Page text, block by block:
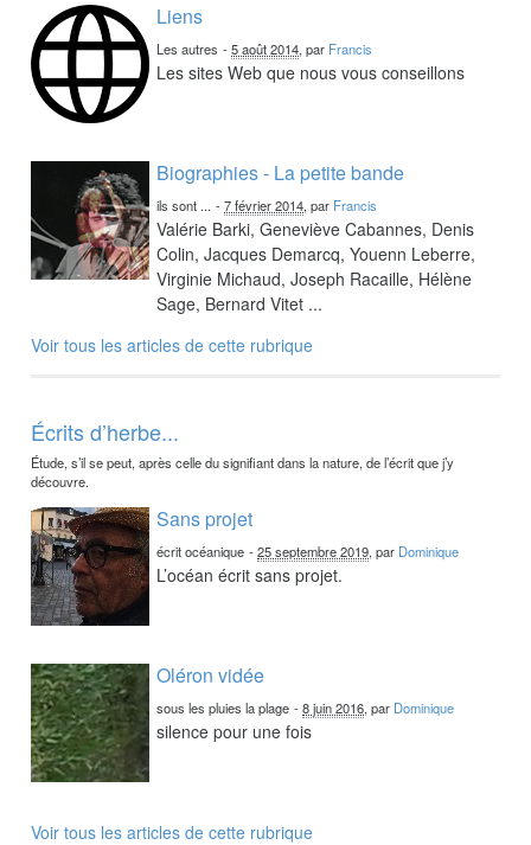
Liens
Les autres -5 août 2014, par Francis
Les sites Web que nous vous conseillons
Biographies - La petite bande
ils sont ... -7 février 2014, par Francis
Valérie Barki, Geneviève Cabannes, Denis
Colin, Jacques Demarcq, Youenn Leberre,
Virginie Michaud, Joseph Racaille, Hélène
Sage, Bernard Vitet ...
Voir tous les articles de cette rubrique
Écrits d’herbe...
Étude, s’il se peut, après celle du signifiant dans la nature, de l’écrit que j’y
découvre.
Sans projet
écrit océanique -25 septembre 2019, par Dominique
L’océan écrit sans projet.
Oléron vidée
sous les pluies la plage -8 juin 2016, par Dominique
silence pour une fois
Voir tous les articles de cette rubrique